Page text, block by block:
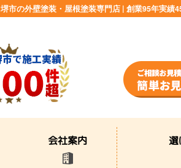
堺市の外壁塗装・屋根塗装専門店 | 創業95年実績
会社案内 選